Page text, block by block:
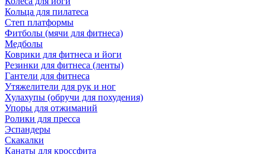
Кольца для пилатеса
Степ платформы
Фитболы (мячи для фитнеса)
Медболы
Коврики для фитнеса и йоги
Резинки для фитнеса (ленты)
Гантели для фитнеса
Утяжелители для рук и ног
Хулахупы (обручи для похудения)
Упоры для отжиманий
Ролики для пресса
Эспандеры
Скакалки
Канаты для кроссфита